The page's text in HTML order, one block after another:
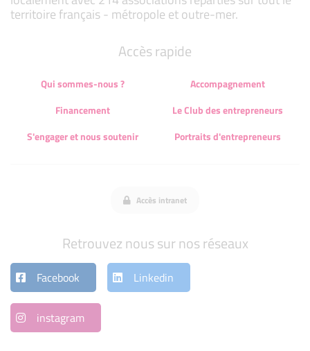
territoire français - métropole et outre-mer.
Accès rapide
Qui sommes-nous ?
Accompagnement
Financement
Le Club des entrepreneurs
S'engager et nous soutenir
Portraits d'entrepreneurs
Accès intranet
Retrouvez nous sur nos réseaux
Facebook Linkedin
instagram